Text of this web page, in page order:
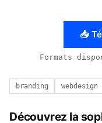
📥
Formats
branding webdesign
Découvrez la